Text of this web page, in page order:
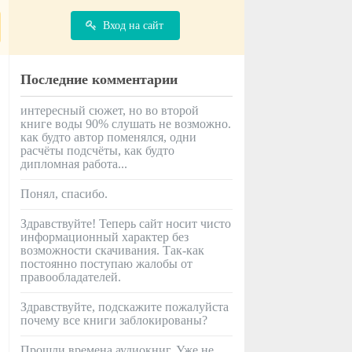
Вход на сайт
Последние комментарии
интересный сюжет, но во второй
книге воды 90% слушать не возможно.
как будто автор поменялся, одни
расчёты подсчёты, как будто
дипломная работа...
Понял, спасибо.
Здравствуйте! Теперь сайт носит чисто
информационный характер без
возможности скачивания. Так-как
постоянно поступаю жалобы от
правообладателей.
Здравствуйте, подскажите пожалуйста
почему все книги заблокированы?